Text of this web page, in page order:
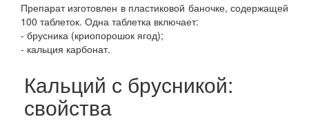
Препарат изготовлен в пластиковой баночке, содержащей
100 таблеток. Одна таблетка включает:
- брусника (криопорошок ягод);
- кальция карбонат.
Кальций с брусникой:
свойства